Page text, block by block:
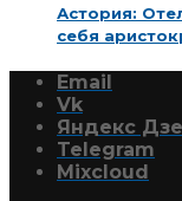
Астория:
себя
Email
Vk
Яндекс
Telegram
Mixcloud